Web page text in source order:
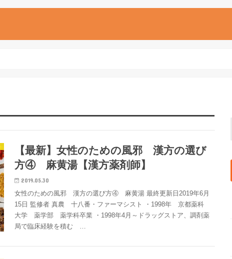
【最新】女性のための風邪 漢方の選び
方④ 麻黄湯【漢方薬剤師】
2019.05.30
女性のための風邪 漢方の選び方④ 麻黄湯 最終更新日2019年6月
15日 監修者 真農 十八番・ファーマシスト ・1998年 京都薬科
大学 薬学部 薬学科卒業 ・1998年4月～ドラッグストア、調剤薬
局で臨床経験を積む …